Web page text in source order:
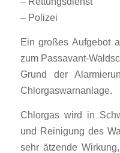
– Polizei
Ein großes Aufgebot
zum Passavant-
Grund der
Chlorgaswarnanlage.
Chlorgas wird in
und Reinigung des
sehr ätzende